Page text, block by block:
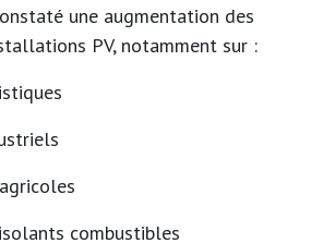
une augmentation des
PV, notamment sur :
combustibles